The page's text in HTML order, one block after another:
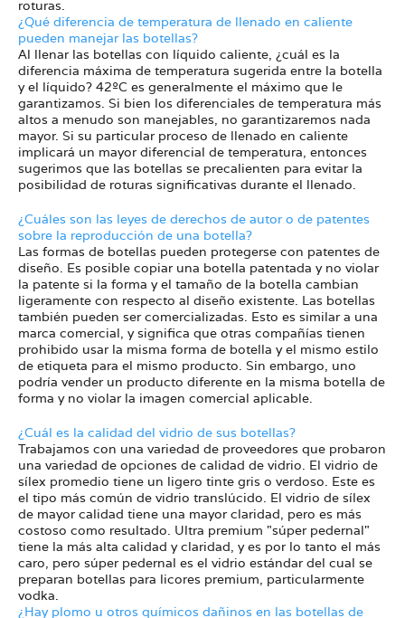
roturas.
¿Qué diferencia de temperatura de llenado en caliente
pueden manejar las botellas?
Al llenar las botellas con líquido caliente, ¿cuál es la
diferencia máxima de temperatura sugerida entre la botella
y el líquido? 42ºC es generalmente el máximo que le
garantizamos. Si bien los diferenciales de temperatura más
altos a menudo son manejables, no garantizaremos nada
mayor. Si su particular proceso de llenado en caliente
implicará un mayor diferencial de temperatura, entonces
sugerimos que las botellas se precalienten para evitar la
posibilidad de roturas significativas durante el llenado.
¿Cuáles son las leyes de derechos de autor o de patentes
sobre la reproducción de una botella?
Las formas de botellas pueden protegerse con patentes de
diseño. Es posible copiar una botella patentada y no violar
la patente si la forma y el tamaño de la botella cambian
ligeramente con respecto al diseño existente. Las botellas
también pueden ser comercializadas. Esto es similar a una
marca comercial, y significa que otras compañías tienen
prohibido usar la misma forma de botella y el mismo estilo
de etiqueta para el mismo producto. Sin embargo, uno
podría vender un producto diferente en la misma botella de
forma y no violar la imagen comercial aplicable.
¿Cuál es la calidad del vidrio de sus botellas?
Trabajamos con una variedad de proveedores que probaron
una variedad de opciones de calidad de vidrio. El vidrio de
sílex promedio tiene un ligero tinte gris o verdoso. Este es
el tipo más común de vidrio translúcido. El vidrio de sílex
de mayor calidad tiene una mayor claridad, pero es más
costoso como resultado. Ultra premium "súper pedernal"
tiene la más alta calidad y claridad, y es por lo tanto el más
caro, pero súper pedernal es el vidrio estándar del cual se
preparan botellas para licores premium, particularmente
vodka.
¿Hay plomo u otros químicos dañinos en las botellas de